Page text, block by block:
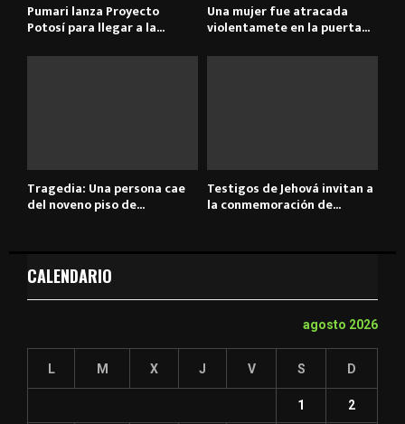
Pumari lanza Proyecto
Potosí para llegar a la...
Una mujer fue atracada
violentamete en la puerta...
Tragedia: Una persona cae
del noveno piso de...
Testigos de Jehová invitan a
la conmemoración de...
CALENDARIO
agosto 2026
L M X J V S D
1 2